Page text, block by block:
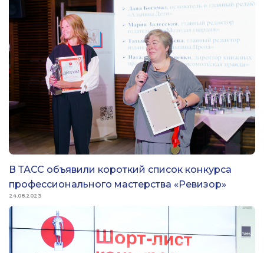
В ТАСС объявили короткий список конкурса
профессионального мастерства «Ревизор»
24.08.2023